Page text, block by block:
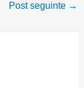
Post seguinte →